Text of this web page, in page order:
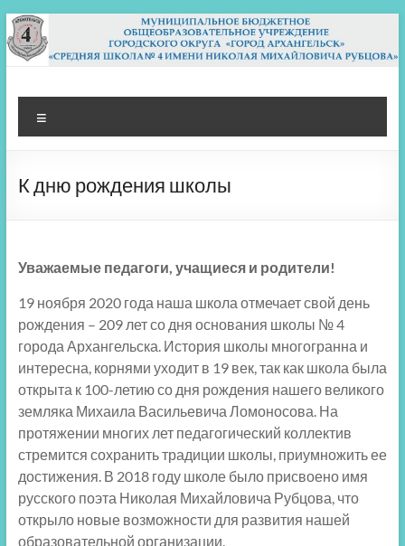
Перейти
к
содержимому
МБОУ СШ 4
Архангельск
К дню рождения школы
Уважаемые педагоги, учащиеся и родители!
19 ноября 2020 года наша школа отмечает свой день
рождения – 209 лет со дня основания школы № 4
города Архангельска. История школы многогранна и
интересна, корнями уходит в 19 век, так как школа была
открыта к 100-летию со дня рождения нашего великого
земляка Михаила Васильевича Ломоносова. На
протяжении многих лет педагогический коллектив
стремится сохранить традиции школы, приумножить ее
достижения. В 2018 году школе было присвоено имя
русского поэта Николая Михайловича Рубцова, что
открыло новые возможности для развития нашей
образовательной организации.